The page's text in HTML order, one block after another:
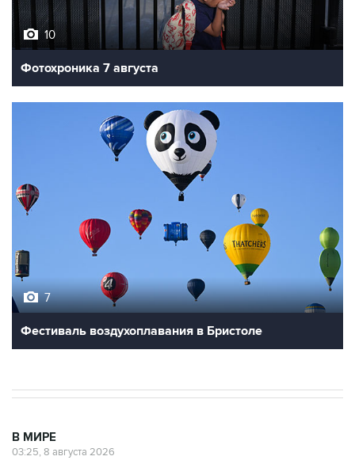
10
Фотохроника 7 августа
7
Фестиваль воздухоплавания в Бристоле
В МИРЕ
03:25, 8 августа 2026